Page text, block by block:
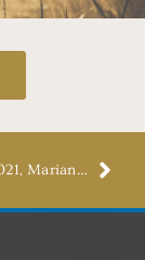
† 16. Januar 2021, Marianne Kretz, geb. Nichterwitz